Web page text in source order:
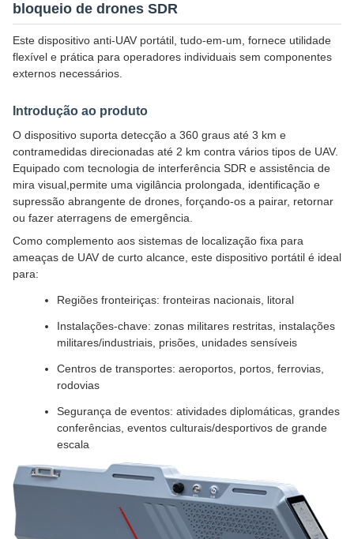
bloqueio de drones SDR
Este dispositivo anti-UAV portátil, tudo-em-um, fornece utilidade
flexível e prática para operadores individuais sem componentes
externos necessários.
Introdução ao produto
O dispositivo suporta detecção a 360 graus até 3 km e
contramedidas direcionadas até 2 km contra vários tipos de UAV.
Equipado com tecnologia de interferência SDR e assistência de
mira visual,permite uma vigilância prolongada, identificação e
supressão abrangente de drones, forçando-os a pairar, retornar
ou fazer aterragens de emergência.
Como complemento aos sistemas de localização fixa para
ameaças de UAV de curto alcance, este dispositivo portátil é ideal
para:
Regiões fronteiriças: fronteiras nacionais, litoral
Instalações-chave: zonas militares restritas, instalações
militares/industriais, prisões, unidades sensíveis
Centros de transportes: aeroportos, portos, ferrovias,
rodovias
Segurança de eventos: atividades diplomáticas, grandes
conferências, eventos culturais/desportivos de grande
escala